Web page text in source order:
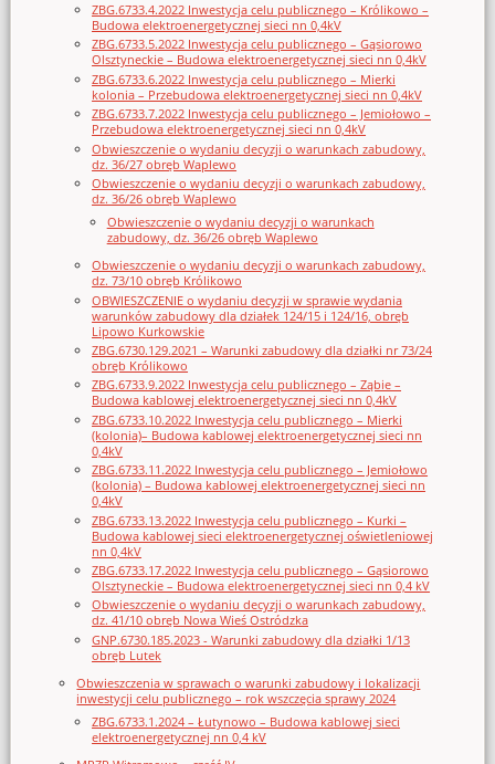
ZBG.6733.4.2022 Inwestycja celu publicznego – Królikowo –
Budowa elektroenergetycznej sieci nn 0,4kV
ZBG.6733.5.2022 Inwestycja celu publicznego – Gąsiorowo
Olsztyneckie – Budowa elektroenergetycznej sieci nn 0,4kV
ZBG.6733.6.2022 Inwestycja celu publicznego – Mierki
kolonia – Przebudowa elektroenergetycznej sieci nn 0,4kV
ZBG.6733.7.2022 Inwestycja celu publicznego – Jemiołowo –
Przebudowa elektroenergetycznej sieci nn 0,4kV
Obwieszczenie o wydaniu decyzji o warunkach zabudowy,
dz. 36/27 obręb Waplewo
Obwieszczenie o wydaniu decyzji o warunkach zabudowy,
dz. 36/26 obręb Waplewo
Obwieszczenie o wydaniu decyzji o warunkach
zabudowy, dz. 36/26 obręb Waplewo
Obwieszczenie o wydaniu decyzji o warunkach zabudowy,
dz. 73/10 obręb Królikowo
OBWIESZCZENIE o wydaniu decyzji w sprawie wydania
warunków zabudowy dla działek 124/15 i 124/16, obręb
Lipowo Kurkowskie
ZBG.6730.129.2021 – Warunki zabudowy dla działki nr 73/24
obręb Królikowo
ZBG.6733.9.2022 Inwestycja celu publicznego – Ząbie –
Budowa kablowej elektroenergetycznej sieci nn 0,4kV
ZBG.6733.10.2022 Inwestycja celu publicznego – Mierki
(kolonia)– Budowa kablowej elektroenergetycznej sieci nn
0,4kV
ZBG.6733.11.2022 Inwestycja celu publicznego – Jemiołowo
(kolonia) – Budowa kablowej elektroenergetycznej sieci nn
0,4kV
ZBG.6733.13.2022 Inwestycja celu publicznego – Kurki –
Budowa kablowej sieci elektroenergetycznej oświetleniowej
nn 0,4kV
ZBG.6733.17.2022 Inwestycja celu publicznego – Gąsiorowo
Olsztyneckie – Budowa elektroenergetycznej sieci nn 0,4 kV
Obwieszczenie o wydaniu decyzji o warunkach zabudowy,
dz. 41/10 obręb Nowa Wieś Ostródzka
GNP.6730.185.2023 - Warunki zabudowy dla działki 1/13
obręb Lutek
Obwieszczenia w sprawach o warunki zabudowy i lokalizacji
inwestycji celu publicznego – rok wszczęcia sprawy 2024
ZBG.6733.1.2024 – Łutynowo – Budowa kablowej sieci
elektroenergetycznej nn 0,4 kV